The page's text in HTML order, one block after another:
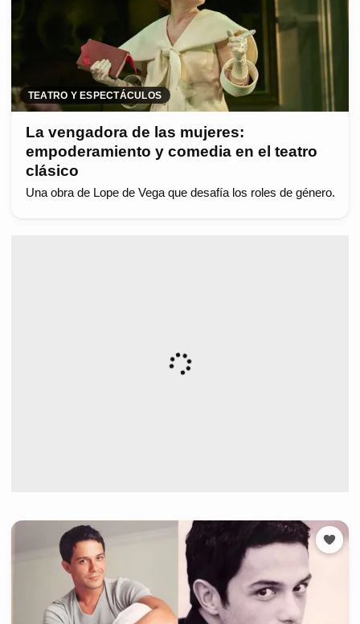
TEATRO Y ESPECTÁCULOS
La vengadora de las mujeres:
empoderamiento y comedia en el teatro
clásico
Una obra de Lope de Vega que desafía los roles de género.